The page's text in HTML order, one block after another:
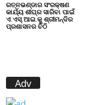
ରତ୍ନଭଣ୍ଡାର ସଂରକ୍ଷଣ
କାର୍ଯ୍ୟ ଶୀଘ୍ର ସାରିବା ପାଇଁ
ଏ.ଏସ୍.ଆଇ.କୁ ଶ୍ରୀମନ୍ଦିର
ପ୍ରଶାସନର ଚିଠି
Adv